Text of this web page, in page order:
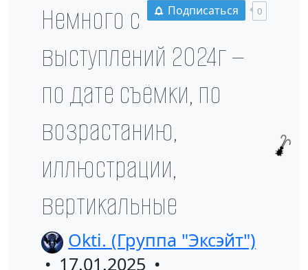
Подписаться 0
Немного с
выступлений 2024г —
по дате съёмки, по
возрастанию,
иллюстрации,
вертикальные
Okti. (Группа "Эксэйт")
17.01.2025